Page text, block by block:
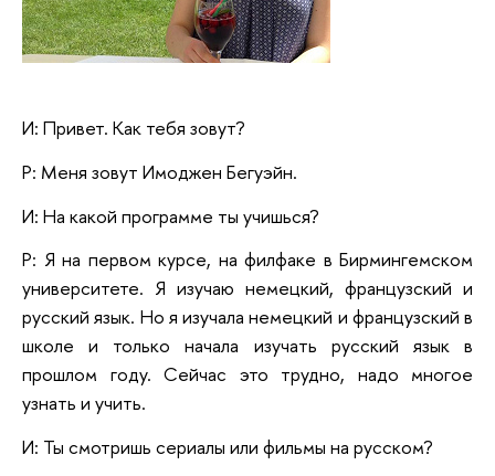
И: Привет. Как тебя зовут?
Р: Меня зовут Имоджен Бегуэйн.
И: На какой программе ты учишься?
Р: Я на первом курсе, на филфаке в Бирмингемском
университете. Я изучаю немецкий, французский и
русский язык. Но я изучала немецкий и французский в
школе и только начала изучать русский язык в
прошлом году. Сейчас это трудно, надо многое
узнать и учить.
И: Ты смотришь сериалы или фильмы на русском?